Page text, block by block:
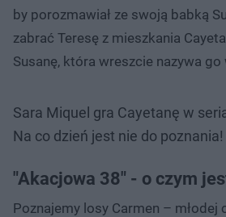
by porozmawiał ze swoją babką
zabrać Teresę z mieszkania
Susanę, która wreszcie nazywa go
Sara Miquel gra Cayetanę w
Na co dzień jest nie do poznania!
"Akacjowa 38" - o czym
Poznajemy losy Carmen – młodej